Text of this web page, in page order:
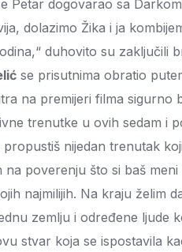
Petar dogovarao sa
dolazimo Žika i ja
duhovito su zaključili
se prisutnima obratio
na premijeri filma sigurno
trenutke u ovih sedam i
propustiš nijedan trenutak
na poverenju što si baš
najmilijih. Na kraju želim
zemlju i određene ljude
stvar koja se ispostavila